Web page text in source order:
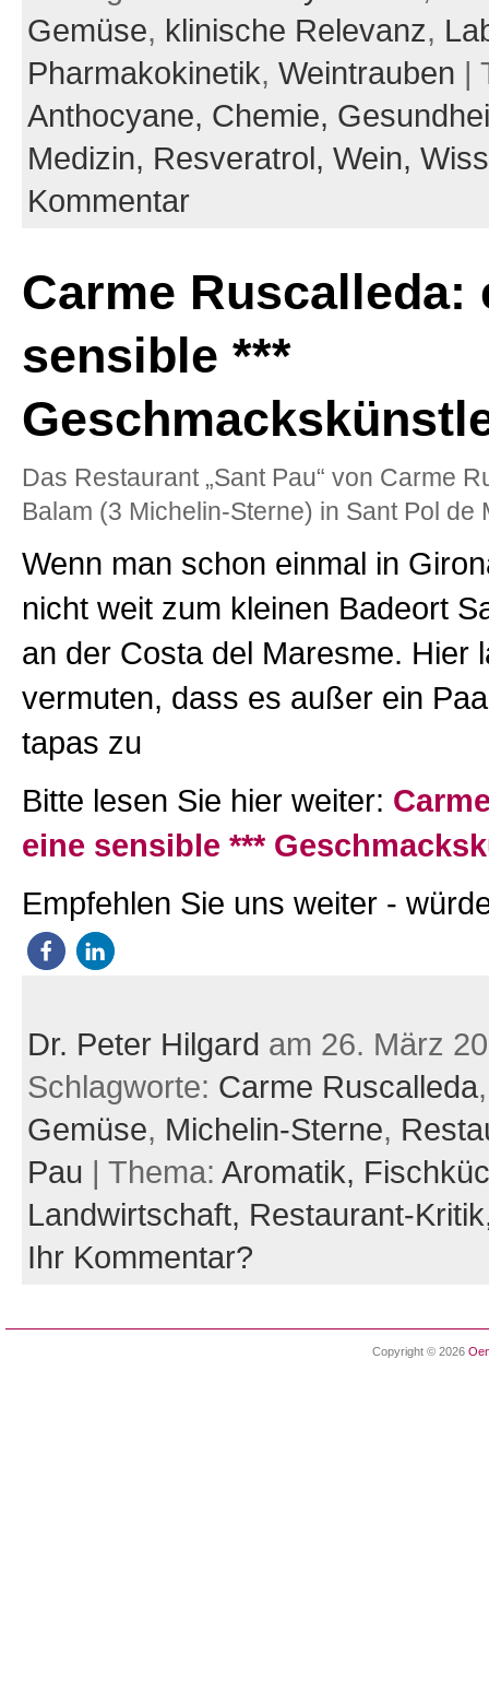
Gemüse, klinische Relevanz,
Pharmakokinetik, Weintrauben |
Anthocyane, Chemie,
Medizin, Resveratrol, Wein,
Kommentar
Carme Ruscalleda:
sensible ***
Das Restaurant „Sant Pau“ von Carme
Balam (3 Michelin-Sterne) in Sant Pol de
Wenn man schon einmal in
nicht weit zum kleinen Badeort
an der Costa del Maresme. Hier
vermuten, dass es außer ein
tapas zu
Bitte lesen Sie hier weiter:
eine sensible ***
Empfehlen Sie uns weiter -
Dr. Peter Hilgard am 26. März
Schlagworte: Carme Ruscalleda
Gemüse, Michelin-Sterne,
Pau | Thema: Aromatik,
Landwirtschaft, Restaurant-
Ihr Kommentar?
Copyright © 2026